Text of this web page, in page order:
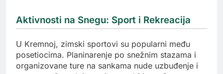
Aktivnosti na Snegu: Sport i Rekreacija
U Kremnoj, zimski sportovi su popularni među
posetiocima. Planinarenje po snežnim stazama i
organizovane ture na sankama nude uzbuđenje i